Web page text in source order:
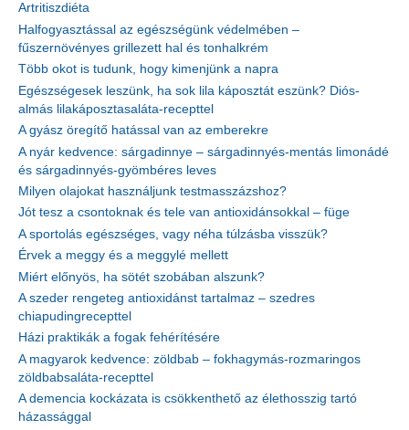
Artritiszdiéta
Halfogyasztással az egészségünk védelmében –
fűszernövényes grillezett hal és tonhalkrém
Több okot is tudunk, hogy kimenjünk a napra
Egészségesek leszünk, ha sok lila káposztát eszünk? Diós-
almás lilakáposztasaláta-recepttel
A gyász öregítő hatással van az emberekre
A nyár kedvence: sárgadinnye – sárgadinnyés-mentás limonádé
és sárgadinnyés-gyömbéres leves
Milyen olajokat használjunk testmasszázshoz?
Jót tesz a csontoknak és tele van antioxidánsokkal – füge
A sportolás egészséges, vagy néha túlzásba visszük?
Érvek a meggy és a meggylé mellett
Miért előnyös, ha sötét szobában alszunk?
A szeder rengeteg antioxidánst tartalmaz – szedres
chiapudingrecepttel
Házi praktikák a fogak fehérítésére
A magyarok kedvence: zöldbab – fokhagymás-rozmaringos
zöldbabsaláta-recepttel
A demencia kockázata is csökkenthető az élethosszig tartó
házassággal